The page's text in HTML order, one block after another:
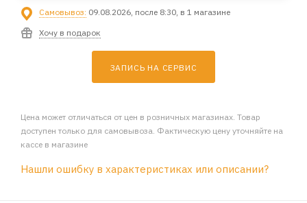
Самовывоз: 09.08.2026, после 8:30, в 1 магазине
Хочу в подарок
ЗАПИСЬ НА СЕРВИС
Цена может отличаться от цен в розничных магазинах. Товар
доступен только для самовывоза. Фактическую цену уточняйте на
кассе в магазине
Нашли ошибку в характеристиках или описании?